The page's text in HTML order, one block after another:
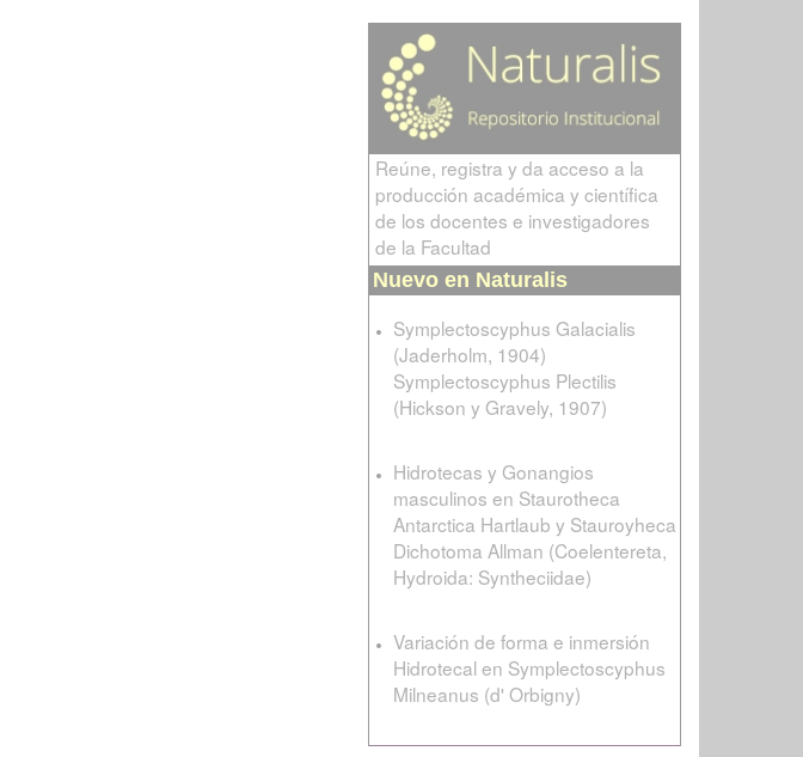
Reúne, registra y da acceso a la
producción académica y científica
de los docentes e investigadores
de la Facultad
Nuevo en Naturalis
Symplectoscyphus Galacialis
(Jaderholm, 1904)
Symplectoscyphus Plectilis
(Hickson y Gravely, 1907)
Hidrotecas y Gonangios
masculinos en Staurotheca
Antarctica Hartlaub y Stauroyheca
Dichotoma Allman (Coelentereta,
Hydroida: Syntheciidae)
Variación de forma e inmersión
Hidrotecal en Symplectoscyphus
Milneanus (d' Orbigny)